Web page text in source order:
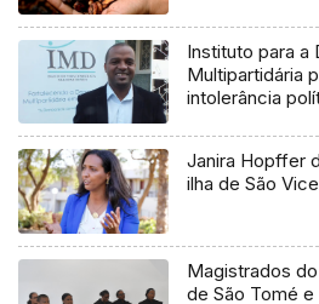
Instituto para a
Multipartidária
intolerância
Janira Hopffer
ilha de São
Magistrados
de São Tomé